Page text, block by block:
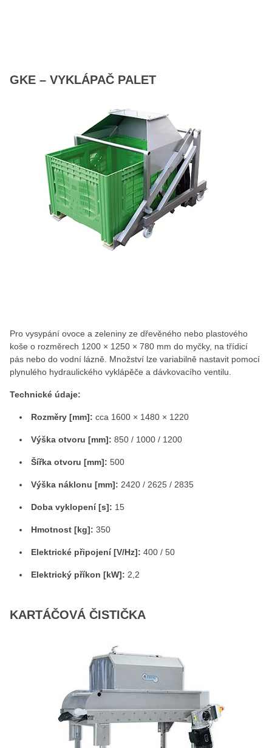
GKE – VYKLÁPAČ PALET
Pro vysypání ovoce a zeleniny ze dřevěného nebo plastového
koše o rozměrech 1200 × 1250 × 780 mm do myčky, na třídicí
pás nebo do vodní lázně. Množství lze variabilně nastavit pomocí
plynulého hydraulického vyklápěče a dávkovacího ventilu.
Technické údaje:
Rozměry [mm]: cca 1600 × 1480 × 1220
Výška otvoru [mm]: 850 / 1000 / 1200
Šířka otvoru [mm]: 500
Výška náklonu [mm]: 2420 / 2625 / 2835
Doba vyklopení [s]: 15
Hmotnost [kg]: 350
Elektrické připojení [V/Hz]: 400 / 50
Elektrický příkon [kW]: 2,2
KARTÁČOVÁ ČISTIČKA